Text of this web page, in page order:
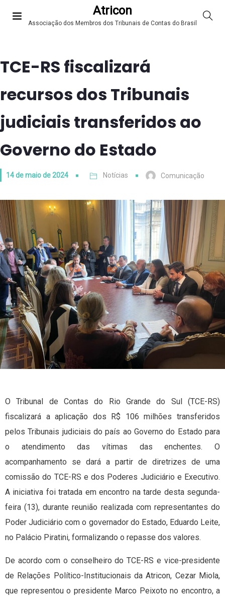
Atricon
Associação dos Membros dos Tribunais de Contas do Brasil
TCE-RS fiscalizará
recursos dos Tribunais
judiciais transferidos ao
Governo do Estado
14 de maio de 2024 Notícias Comunicação
O Tribunal de Contas do Rio Grande do Sul (TCE-RS)
fiscalizará a aplicação dos R$ 106 milhões transferidos
pelos Tribunais judiciais do país ao Governo do Estado para
o atendimento das vítimas das enchentes. O
acompanhamento se dará a partir de diretrizes de uma
comissão do TCE-RS e dos Poderes Judiciário e Executivo.
A iniciativa foi tratada em encontro na tarde desta segunda-
feira (13), durante reunião realizada com representantes do
Poder Judiciário com o governador do Estado, Eduardo Leite,
no Palácio Piratini, formalizando o repasse dos valores.
De acordo com o conselheiro do TCE-RS e vice-presidente
de Relações Político-Institucionais da Atricon, Cezar Miola,
que representou o presidente Marco Peixoto no encontro, a